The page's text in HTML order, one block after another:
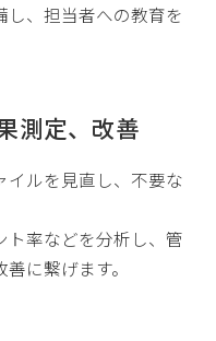
、担当者への教育を
測定、改善
イルを見直し、不要な
ト率などを分析し、管
に繋げます。